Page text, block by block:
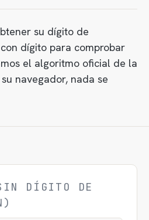
su dígito de
dígito para comprobar
el algoritmo oficial de la
navegador, nada se
DÍGITO DE